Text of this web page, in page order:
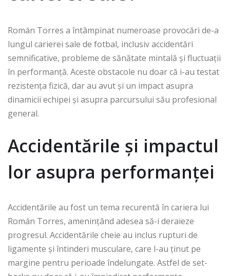
Román Torres a întâmpinat numeroase provocări de-a
lungul carierei sale de fotbal, inclusiv accidentări
semnificative, probleme de sănătate mintală și fluctuații
în performanță. Aceste obstacole nu doar că i-au testat
rezistența fizică, dar au avut și un impact asupra
dinamicii echipei și asupra parcursului său profesional
general.
Accidentările și impactul
lor asupra performanței
Accidentările au fost un tema recurentă în cariera lui
Román Torres, amenințând adesea să-i deraieze
progresul. Accidentările cheie au inclus rupturi de
ligamente și întinderi musculare, care l-au ținut pe
margine pentru perioade îndelungate. Astfel de set-